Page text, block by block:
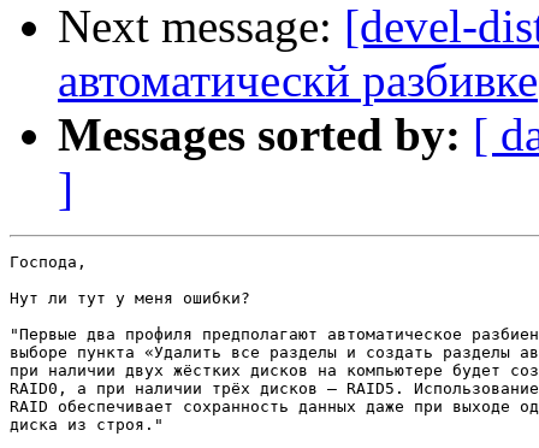
Next message: [devel-
автоматическй разбивке
Messages sorted by: [
]
Господа,
Нут ли тут у меня ошибки?
"Первые два профиля предполагают автоматическое
выборе пункта «Удалить все разделы и создать разделы
при наличии двух жёстких дисков на компьютере будет
RAID0, а при наличии трёх дисков — RAID5.
RAID обеспечивает сохранность данных даже при выходе
диска из строя."